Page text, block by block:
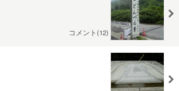
コメント(12)